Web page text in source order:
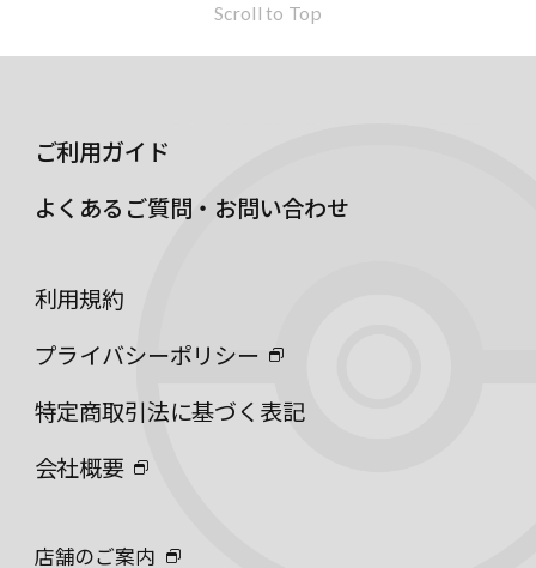
Scroll to Top
ご利用ガイド
よくあるご質問・お問い合わせ
利用規約
プライバシーポリシー
特定商取引法に基づく表記
会社概要
店舗のご案内